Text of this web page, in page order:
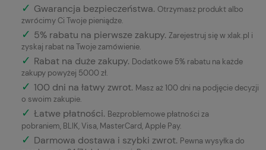
✓ Gwarancja bezpieczeństwa. Otrzymasz produkt albo
zwrócimy Ci Twoje pieniądze.
✓ 5% rabatu na pierwsze zakupy. Zarejestruj się w xlak.pl i
zyskaj rabat na Twoje zamówienie.
✓ Rabat na duże zakupy. Dodatkowe 5% rabatu na każde
zakupy powyżej 5000 zł.
✓ 100 dni na łatwy zwrot. Masz aż 100 dni na podjęcie decyzji
o swoim zakupie.
✓ Łatwe płatności. Bezproblemowe płatności za
pobraniem, BLIK, Visa, MasterCard, Apple Pay.
✓ Darmowa dostawa i szybki zwrot. Pewna wysyłka do